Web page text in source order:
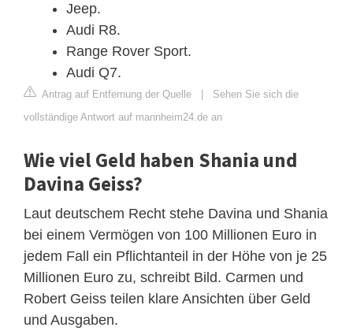
Jeep.
Audi R8.
Range Rover Sport.
Audi Q7.
Antrag auf Entfernung der Quelle
Sehen Sie sich die
vollständige Antwort auf mannheim24.de an
Wie viel Geld haben Shania und
Davina Geiss?
Laut deutschem Recht stehe Davina und Shania
bei einem Vermögen von 100 Millionen Euro in
jedem Fall ein Pflichtanteil in der Höhe von je 25
Millionen Euro zu, schreibt Bild. Carmen und
Robert Geiss teilen klare Ansichten über Geld
und Ausgaben.